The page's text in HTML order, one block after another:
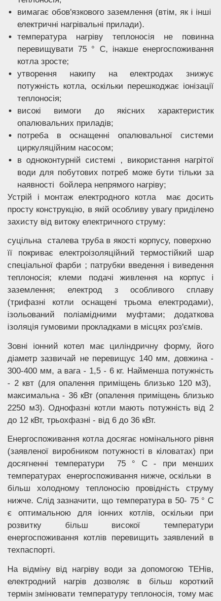
вимагає обов'язкового заземлення (втім, як і інші
електричні нагрівальні прилади).
температура нагріву теплоносія не повинна
перевищувати 75 ° С, інакше енергоспоживання
котла зросте;
утворення накипу на електродах знижує
потужність котла, оскільки перешкоджає іонізації
теплоносія;
високі вимоги до якісних характеристик
опалювальних приладів;
потреба в оснащенні опалювальної системи
циркуляційним насосом;
в одноконтурній системі , використання нагрітої
води для побутових потреб може бути тільки за
наявності бойлера непрямого нагріву;
Устрій і монтаж електродного котла має досить
просту конструкцію, в якій особливу увагу приділено
захисту від витоку електричного струму:
суцільна сталева труба в якості корпусу, поверхню
її покриває електроізоляційний термостійкий шар
спеціальної фарби ; патрубки введення і виведення
теплоносія; клеми подачі живлення на корпус і
заземлення; електрод з особливого сплаву
(трифазні котли оснащені трьома електродами),
ізольований поліамідними муфтами; додаткова
ізоляція гумовими прокладками в місцях роз'ємів.
Зовні іонний котел має циліндричну форму, його
діаметр зазвичай не перевищує 140 мм, довжина -
300-400 мм, а вага - 1,5 - 6 кг. Найменша потужність
- 2 квт (для опалення приміщень близько 120 м3),
максимальна - 36 кВт (опалення приміщень близько
2250 м3). Однофазні котли мають потужність від 2
до 12 кВт, трьохфазні - від 6 до 36 кВт.
Енергоспоживання котла досягає номінального рівня
(заявленої виробником потужності в кіловатах) при
досягненні температури 75 ° С - при менших
температурах енергоспоживання нижче, оскільки в
більш холодному теплоносію провідність струму
нижче. Слід зазначити, що температура в 50- 75 ° С
є оптимальною для іонних котлів, оскільки при
розвитку більш високої температури
енергоспоживання котлів перевищить заявлений в
техпаспорті.
На відміну від нагріву води за допомогою ТЕНів,
електродний нагрів дозволяє в більш короткий
термін змінювати температуру теплоносія, тому має